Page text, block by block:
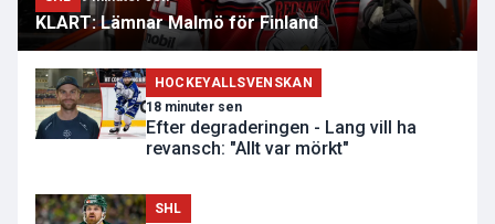
KLART: Lämnar Malmö för Finland
HOCKEYALLSVENSKAN
18 minuter sen
Efter degraderingen - Lang vill ha
revansch: "Allt var mörkt"
SHL